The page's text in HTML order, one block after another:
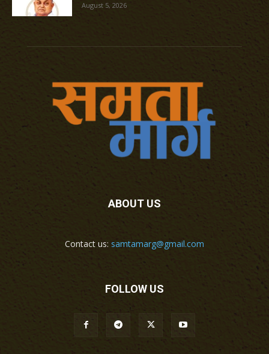
August 5, 2026
ABOUT US
Contact us: samtamarg@gmail.com
FOLLOW US